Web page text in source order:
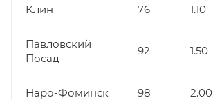
Клин 76 1.10
Павловский
Посад
92 1.50
Наро-Фоминск 98 2.00